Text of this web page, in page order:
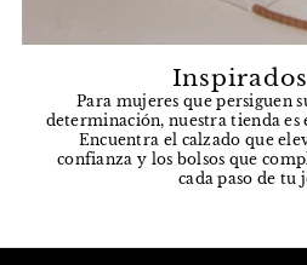
Para mujeres que persiguen
determinación, nuestra tienda es
Encuentra el calzado que
confianza y los bolsos que
cada paso de tu